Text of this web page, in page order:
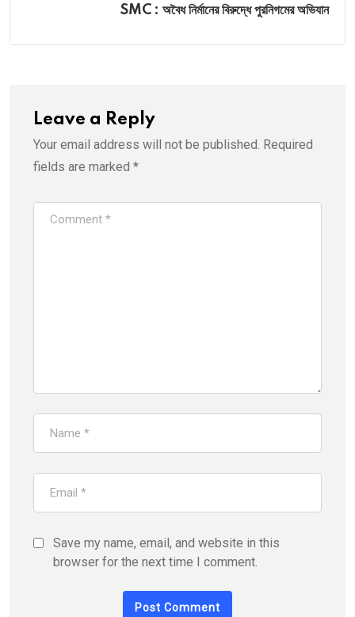
SMC : অবৈধ নির্মানের বিরুদ্ধে পুরনিগমের অভিযান
Leave a Reply
Your email address will not be published. Required
fields are marked *
Save my name, email, and website in this
browser for the next time I comment.